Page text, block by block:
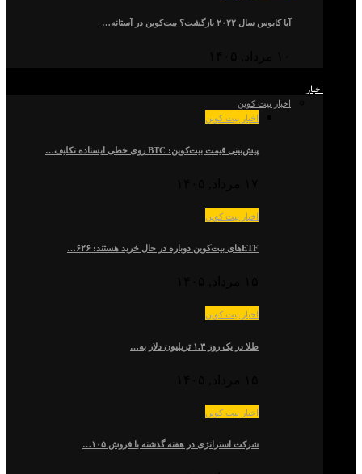
آیا کابوس سال ۲۰۲۲ بازگشت؟ بیت‌کوین در آستانه…
اخبار
اخبار بیت کوین
اخبار بیت کوین
پیش‌بینی قیمت بیت‌کوین: BTC روی خطی ایستاده تکلیف…
اخبار بیت کوین
ETFهای بیت‌کوین دوباره در حال خرید هستند: ۶۲۶…
اخبار بیت کوین
طلا در یک روز ۱.۳ تریلیون دلار به…
اخبار بیت کوین
شرکت استراتژی در هفته گذشته با فروش ۱۰۵…